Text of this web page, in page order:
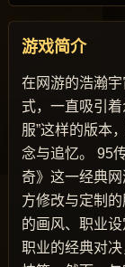
游戏简介
在网游的浩瀚
式，一直吸引
服”这样的版本
念与追忆。 95
奇》这一经典
方修改与定制
的画风、职业
职业的经典对